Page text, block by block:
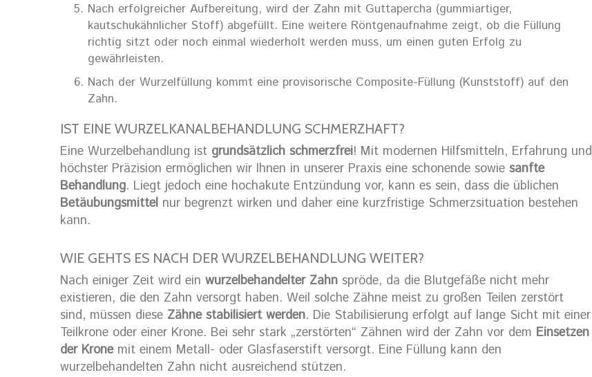
Nach erfolgreicher Aufbereitung, wird der Zahn mit Guttapercha (gummiartiger,
kautschukähnlicher Stoff) abgefüllt. Eine weitere Röntgenaufnahme zeigt, ob die Füllung
richtig sitzt oder noch einmal wiederholt werden muss, um einen guten Erfolg zu
gewährleisten.
Nach der Wurzelfüllung kommt eine provisorische Composite-Füllung (Kunststoff) auf den
Zahn.
IST EINE WURZELKANALBEHANDLUNG SCHMERZHAFT?
Eine Wurzelbehandlung ist grundsätzlich schmerzfrei! Mit modernen Hilfsmitteln, Erfahrung und
höchster Präzision ermöglichen wir Ihnen in unserer Praxis eine schonende sowie sanfte
Behandlung. Liegt jedoch eine hochakute Entzündung vor, kann es sein, dass die üblichen
Betäubungsmittel nur begrenzt wirken und daher eine kurzfristige Schmerzsituation bestehen
kann.
WIE GEHTS ES NACH DER WURZELBEHANDLUNG WEITER?
Nach einiger Zeit wird ein wurzelbehandelter Zahn spröde, da die Blutgefäße nicht mehr
existieren, die den Zahn versorgt haben. Weil solche Zähne meist zu großen Teilen zerstört
sind, müssen diese Zähne stabilisiert werden. Die Stabilisierung erfolgt auf lange Sicht mit einer
Teilkrone oder einer Krone. Bei sehr stark „zerstörten“ Zähnen wird der Zahn vor dem Einsetzen
der Kronemit einem Metall- oder Glasfaserstift versorgt. Eine Füllung kann den
wurzelbehandelten Zahn nicht ausreichend stützen.